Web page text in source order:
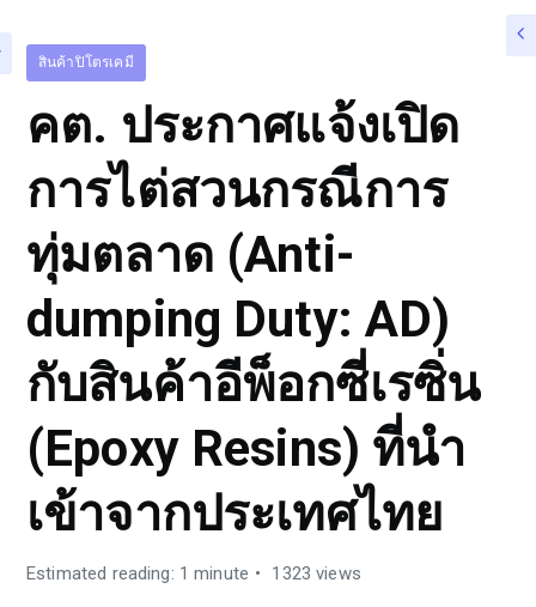
สินค้าปิโตรเคมี
คต. ประกาศแจ้งเปิด
การไต่สวนกรณีการ
ทุ่มตลาด (Anti-
dumping Duty: AD)
กับสินค้าอีพ็อกซี่เรซิ่น
(Epoxy Resins) ที่นำ
เข้าจากประเทศไทย
Estimated reading: 1 minute 1323 views